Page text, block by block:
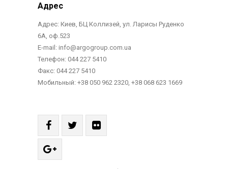
Адрес
Адрес: Киев, БЦ Коллизей, ул. Ларисы Руденко
6А, оф.523
E-mail: info@argogroup.com.ua
Телефон: 044 227 5410
Факс: 044 227 5410
Мобильный: +38 050 962 2320, +38 068 623 1669